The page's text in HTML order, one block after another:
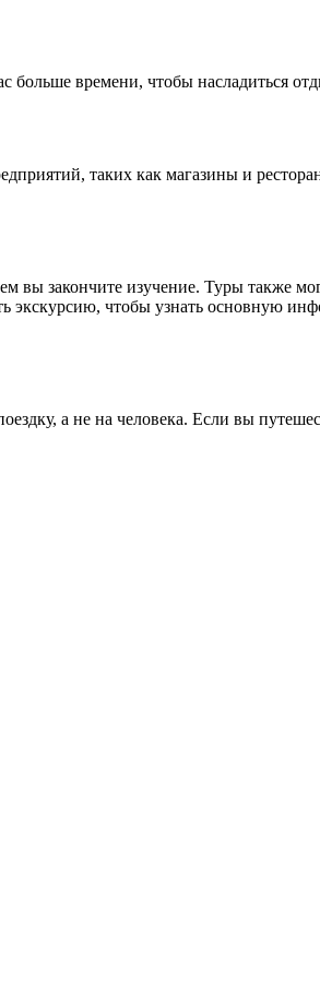
больше времени, чтобы насладиться
таких как магазины и
вы закончите изучение. Туры также
экскурсию, чтобы узнать основную
а не на человека. Если вы